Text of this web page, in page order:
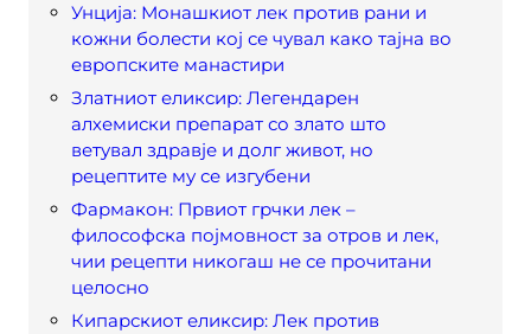
Унција: Монашкиот лек против рани и
кожни болести кој се чувал како тајна во
европските манастири
Златниот еликсир: Легендарен
алхемиски препарат со злато што
ветувал здравје и долг живот, но
рецептите му се изгубени
Фармакон: Првиот грчки лек –
философска појмовност за отров и лек,
чии рецепти никогаш не се прочитани
целосно
Кипарскиот еликсир: Лек против